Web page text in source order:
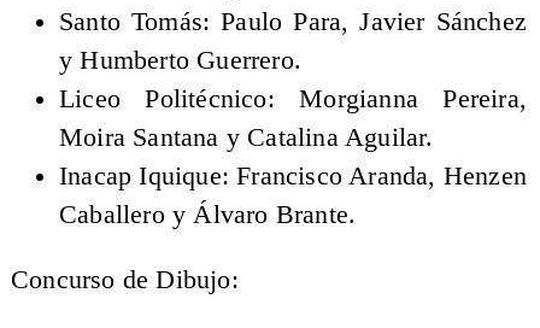
Santo Tomás: Paulo Para, Javier Sánchez
y Humberto Guerrero.
Liceo Politécnico: Morgianna Pereira,
Moira Santana y Catalina Aguilar.
Inacap Iquique: Francisco Aranda, Henzen
Caballero y Álvaro Brante.
Concurso de Dibujo: